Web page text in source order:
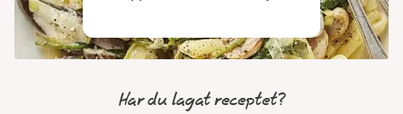
Har du lagat receptet?